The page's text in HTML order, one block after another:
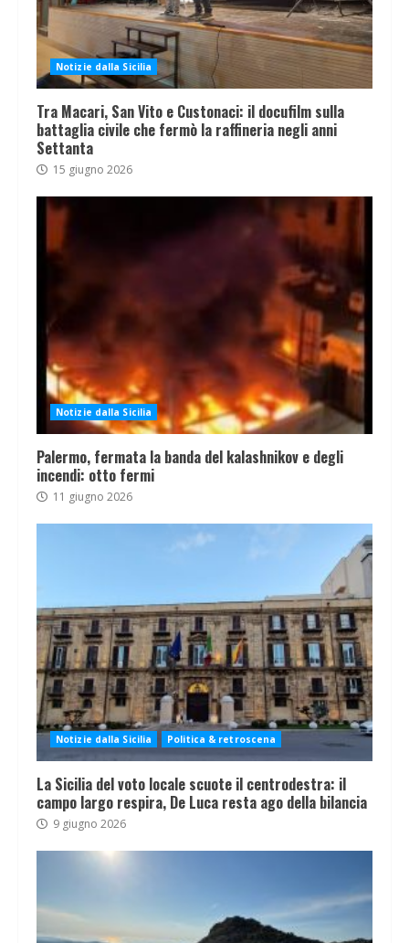
Notizie dalla Sicilia
Tra Macari, San Vito e Custonaci: il docufilm sulla
battaglia civile che fermò la raffineria negli anni
Settanta
15 giugno 2026
Notizie dalla Sicilia
Palermo, fermata la banda del kalashnikov e degli
incendi: otto fermi
11 giugno 2026
Notizie dalla Sicilia Politica & retroscena
La Sicilia del voto locale scuote il centrodestra: il
campo largo respira, De Luca resta ago della bilancia
9 giugno 2026